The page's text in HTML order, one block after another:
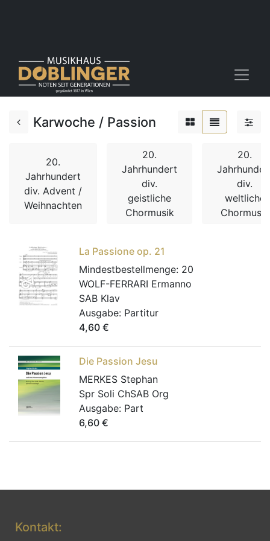
Karwoche / Passion
20.
Jahrhundert
div. Advent /
Weihnachten
20.
Jahrhundert
div.
geistliche
Chormusik
20.
div.
weltliche
Chormusik
La Passione op. 21
Mindestbestellmenge: 20
WOLF-FERRARI Ermanno
SAB Klav
Ausgabe: Partitur
4,60 €
Die Passion Jesu
MERKES Stephan
Spr Soli ChSAB Org
Ausgabe: Part
6,60 €
Kontakt: